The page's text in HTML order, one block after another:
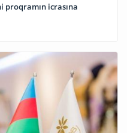
proqramın icrasına